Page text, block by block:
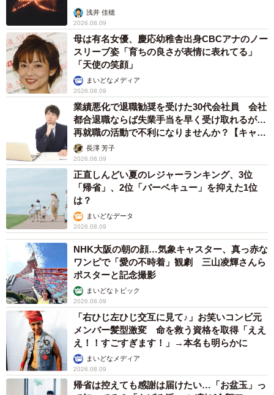
浅井 佳穂
2026.08.09
母は有名女優、慶応幼稚舎出身CBCアナのノー
スリーブ姿「育ちの良さが表情に表れてる」
「天使の笑顔」
まいどなメディア
2026.08.09
業績悪化で退職勧奨を受けた30代会社員 会社
都合退職ならば失業手当を早く受け取れるが…
再就職の活動で不利になりませんか？【キャリ
アカウンセラーが解説】
長澤 芳子
2026.08.09
正直しんどい夏のレジャーランキング、3位
「帰省」、2位「バーベキュー」を抑えた1位
は？
まいどなデータ
2026.08.09
NHK大阪の朝の顔…気象キャスター、真っ赤な
ワンピで「愛の不時着」観劇 三山凌輝さんら
ポスターと記念撮影
まいどなトピック
2026.08.09
「右ひじ左ひじ交互に見て♪」お笑いコンビ元
メンバー髪型激変 命を救う資格を取得「ええ
え！！すごすぎます！」→本名も明らかに
まいどなメディア
2026.08.09
帰省は控えても感謝は届けたい…「お盆玉」っ